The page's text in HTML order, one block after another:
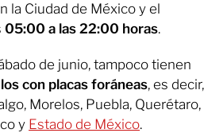
la Ciudad de México y el
05:00 a las 22:00 horas.
de junio, tampoco tienen
con placas foráneas, es decir,
Morelos, Puebla, Querétaro,
y Estado de México.